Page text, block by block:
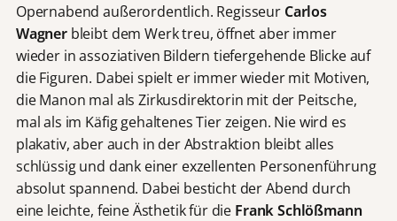
Opernabend außerordentlich. Regisseur Carlos
Wagnerbleibt dem Werk treu, öffnet aber immer
wieder in assoziativen Bildern tiefergehende Blicke auf
die Figuren. Dabei spielt er immer wieder mit Motiven,
die Manon mal als Zirkusdirektorin mit der Peitsche,
mal als im Käfig gehaltenes Tier zeigen. Nie wird es
plakativ, aber auch in der Abstraktion bleibt alles
schlüssig und dank einer exzellenten Personenführung
absolut spannend. Dabei besticht der Abend durch
eine leichte, feine Ästhetik für die Frank Schlößmann